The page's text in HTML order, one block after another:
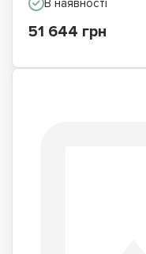
В наявності
51 644 грн